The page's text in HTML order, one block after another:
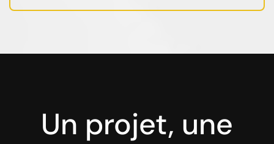
Un projet, une